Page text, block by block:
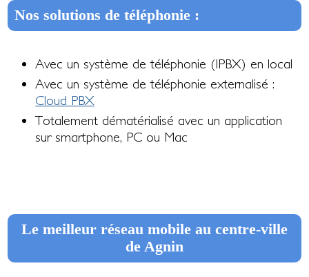
Nos solutions de téléphonie :
Avec un système de téléphonie (IPBX) en local
Avec un système de téléphonie externalisé :
Cloud PBX
Totalement dématérialisé avec un application
sur smartphone, PC ou Mac
Le meilleur réseau mobile au centre-ville
de Agnin